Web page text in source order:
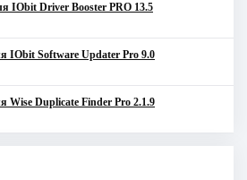
IObit Driver Booster PRO 13.5
IObit Software Updater Pro 9.0
Wise Duplicate Finder Pro 2.1.9